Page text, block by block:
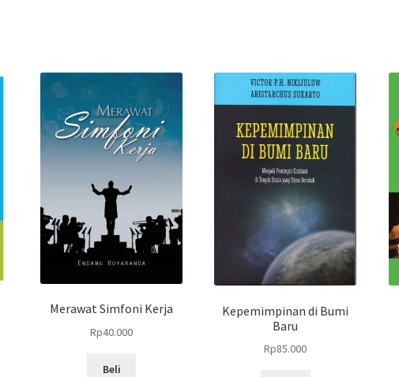
Merawat Simfoni Kerja
Rp40.000
Beli
Kepemimpinan di Bumi
Baru
Rp85.000